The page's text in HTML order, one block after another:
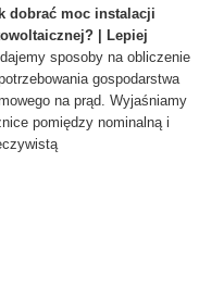
dobrać moc instalacji
| Lepiej
sposoby na obliczenie
gospodarstwa
na prąd. Wyjaśniamy
pomiędzy nominalną i